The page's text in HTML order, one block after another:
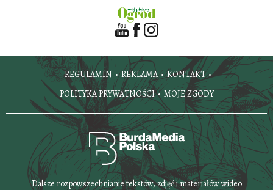
REGULAMIN REKLAMA
KONTAKT
POLITYKA PRYWATNOŚCI
MOJE ZGODY
Dalsze rozpowszechnianie tekstów, zdjęć i materiałów wideo